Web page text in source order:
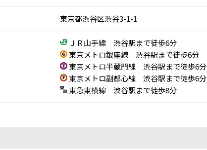
東京都渋谷区渋谷3-1-1
ＪＲ山手線 渋谷駅まで徒歩6分
東京メトロ銀座線 渋谷駅まで徒歩6分
東京メトロ半蔵門線 渋谷駅まで徒歩6分
東京メトロ副都心線 渋谷駅まで徒歩6分
東急東横線 渋谷駅まで徒歩8分